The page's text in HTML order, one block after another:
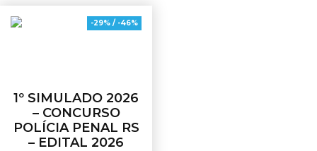
-29% / -46%
1º SIMULADO 2026
– CONCURSO
POLÍCIA PENAL RS
– EDITAL 2026